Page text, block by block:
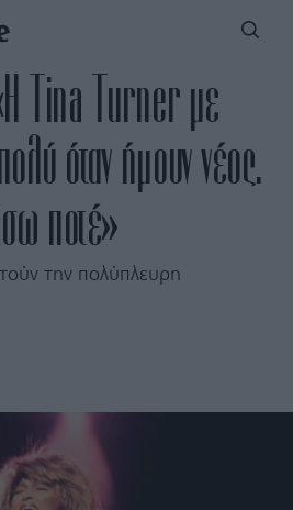
Tina Turner με
όταν ήμουν νέος.
ποτέ»
την πολύπλευρη